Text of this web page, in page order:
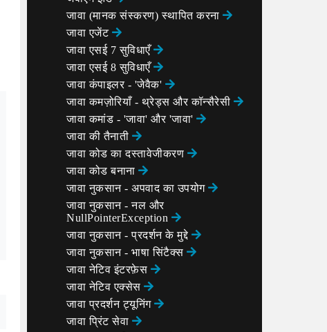
जावा (मानक संस्करण) स्थापित करना
जावा एजेंट
जावा एसई 7 सुविधाएँ
जावा एसई 8 सुविधाएँ
जावा कंपाइलर - 'जेवैक'
जावा कमज़ोरियाँ - थ्रेड्स और कॉन्सैरेसी
जावा कमांड - 'जावा' और 'जावा'
जावा की तैनाती
जावा कोड का दस्तावेजीकरण
जावा कोड बनाना
जावा नुकसान - अपवाद का उपयोग
जावा नुकसान - नल और
NullPointerException
जावा नुकसान - प्रदर्शन के मुद्दे
जावा नुकसान - भाषा सिंटैक्स
जावा नेटिव इंटरफ़ेस
जावा नेटिव एक्सेस
जावा प्रदर्शन ट्यूनिंग
जावा प्रिंट सेवा